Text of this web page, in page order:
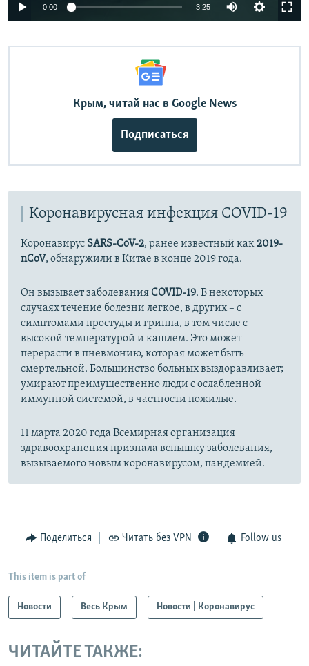
240p
720p 1080p
0:00 3:25
Крым, читай нас в Google News
Подписаться
Коронавирусная инфекция COVID-19
Коронавирус SARS-CoV-2, ранее известный как2019-
nCoV, обнаружили в Китае в конце 2019 года.
Он вызывает заболеванияCOVID-19. В некоторых
случаях течение болезни легкое, в других – с
симптомами простуды и гриппа, в том числе с
высокой температурой и кашлем. Это может
перерасти в пневмонию, которая может быть
смертельной. Большинство больных выздоравливает;
умирают преимущественно люди с ослабленной
иммунной системой, в частности пожилые.
11 марта 2020 года Всемирная организация
здравоохранения признала вспышку заболевания,
вызываемого новым коронавирусом, пандемией.
Поделиться Читать без VPN Follow us
This item is part of
Новости Весь Крым Новости | Коронавирус
ЧИТАЙТЕ ТАКЖЕ: